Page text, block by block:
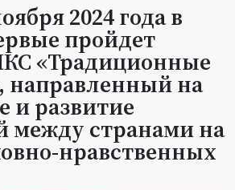
2024 года в
пройдет
«Традиционные
направленный на
и развитие
между странами на
нравственных